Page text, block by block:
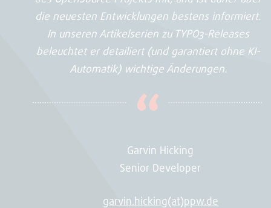
die neuesten Entwicklungen bestens informiert.
In unseren Artikelserien zu TYPO3-Releases
beleuchtet er detailiert (und garantiert ohne KI-
Automatik) wichtige Änderungen.
Garvin Hicking
Senior Developer
garvin.hicking(at)ppw.de